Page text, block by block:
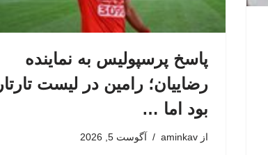
پاسخ پرسپولیس به نماینده
رضاییان؛ رامین در لیست تارتار
بود اما …
از aminkav آگوست 5, 2026